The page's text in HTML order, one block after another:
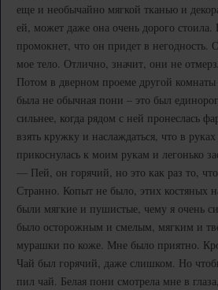
еще и необычайно мягкой тканью и
ей, может даже она очень дорого
промокнет, что он придет в негодность.
мое тело. Отлично, значит, они не
Потом в дверном проеме другой
была не обычная пони – это был
сильнее, когда рядом с ней пронеслась
взять кружку и наслаждаться, что в
прикоснулась к моим рукам и легонько
— Пей, он горячий, но это как раз то,
Странно. Копыт не было, этих костяных
были мягкие и пушистые, чему я очень
было осторожным и смелым, мягким и
мурашки по коже. Мне было приятно.
Чай был горячий, даже слишком. Но
пил чай. Белая пони смотрела мне в